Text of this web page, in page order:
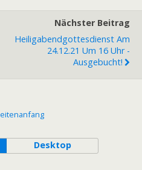
Nächster Beitrag
Heiligabendgottesdienst Am
24.12.21 Um 16 Uhr -
Ausgebucht!
Desktop